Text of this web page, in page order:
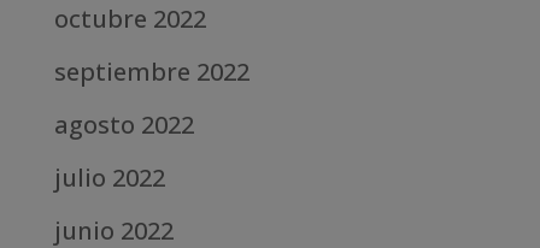
octubre 2022
septiembre 2022
agosto 2022
julio 2022
junio 2022